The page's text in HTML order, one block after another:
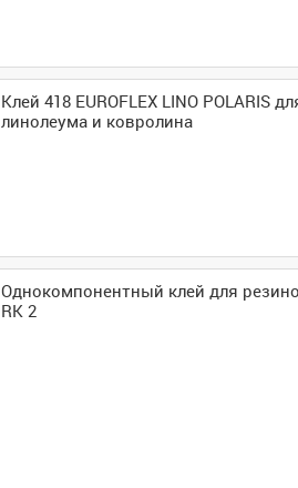
Клей 418 EUROFLEX LINO POLARIS
линолеума и ковролина
Однокомпонентный клей для
RK 2